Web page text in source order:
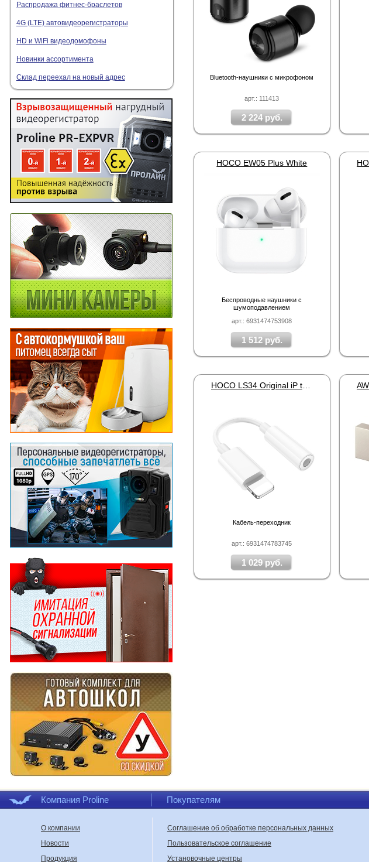
Распродажа фитнес-браслетов
4G (LTE) автовидеорегистраторы
HD и WiFi видеодомофоны
Новинки ассортимента
Склад переехал на новый адрес
арт.: 111413
Bluetooth-наушники с микрофоном
2 224 руб.
арт.: 6931474753908
HOCO EW05 Plus White
Беспроводные наушники с
шумоподавлением
1 512 руб.
арт.: 6931474783745
HOCO LS34 Original iP to 3.5 White
Кабель-переходник
1 029 руб.
Компания Proline Покупателям
О компании
Новости
Продукция
Соглашение об обработке персональных данных
Пользовательское соглашение
Установочные центры